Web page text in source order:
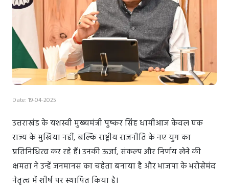
Date: 19-04-2025
उत्तराखंड के यशस्वी मुख्यमंत्री पुष्कर सिंह धामीआज केवल एक
राज्य के मुखिया नहीं, बल्कि राष्ट्रीय राजनीति के नए युग का
प्रतिनिधित्व कर रहे हैं। उनकी ऊर्जा, संकल्प और निर्णय लेने की
क्षमता ने उन्हें जनमानस का चहेता बनाया है और भाजपा के भरोसेमंद
नेतृत्व में शीर्ष पर स्थापित किया है।